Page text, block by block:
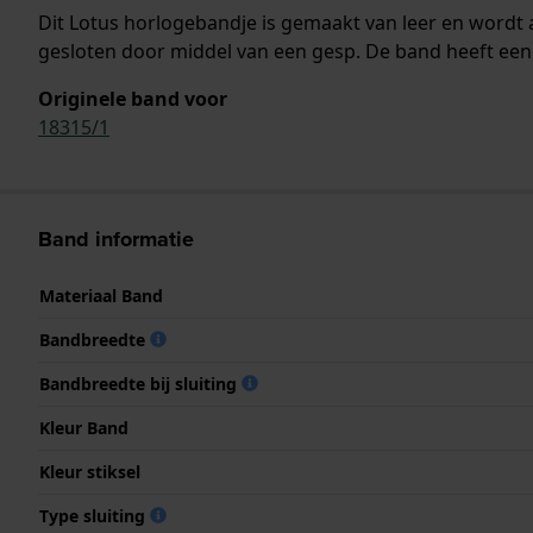
Dit Lotus horlogebandje is gemaakt van leer en
gesloten door middel van een gesp. De band heeft
Originele band voor
18315/1
Band informatie
Materiaal Band
Bandbreedte
Bandbreedte bij sluiting
Kleur Band
Kleur stiksel
Type sluiting